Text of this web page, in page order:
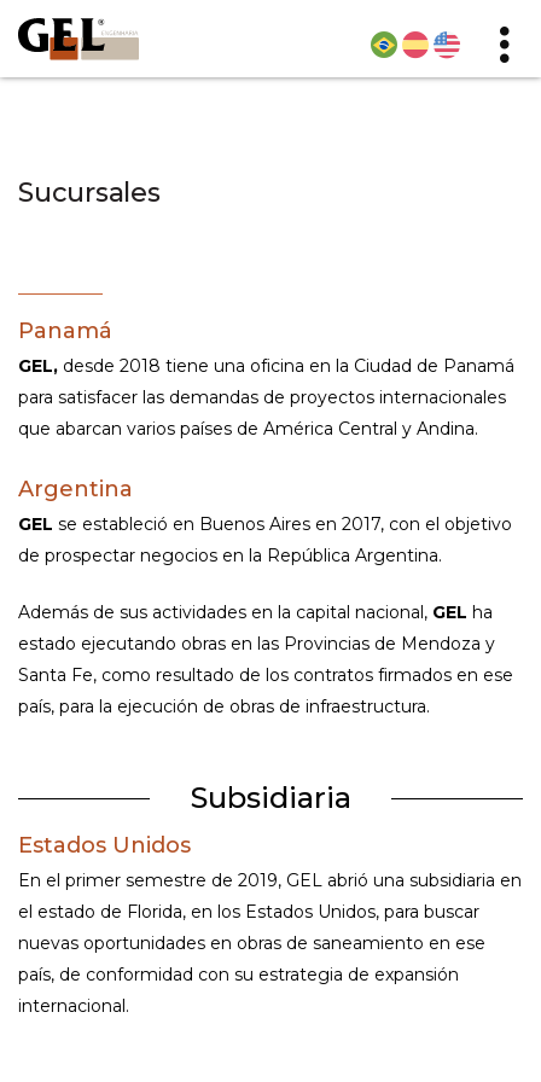
Sucursales
Panamá
GEL, desde 2018 tiene una oficina en la Ciudad de Panamá
para satisfacer las demandas de proyectos internacionales
que abarcan varios países de América Central y Andina.
Argentina
GEL se estableció en Buenos Aires en 2017, con el objetivo
de prospectar negocios en la República Argentina.
Además de sus actividades en la capital nacional, GEL ha
estado ejecutando obras en las Provincias de Mendoza y
Santa Fe, como resultado de los contratos firmados en ese
país, para la ejecución de obras de infraestructura.
Subsidiaria
Estados Unidos
En el primer semestre de 2019, GEL abrió una subsidiaria en
el estado de Florida, en los Estados Unidos, para buscar
nuevas oportunidades en obras de saneamiento en ese
país, de conformidad con su estrategia de expansión
internacional.